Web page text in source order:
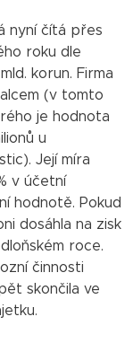
nyní čítá přes
roku dle
korun. Firma
(v tomto
je hodnota
u
Její míra
v účetní
hodnotě. Pokud
dosáhla na zisk
roce.
činnosti
skončila ve